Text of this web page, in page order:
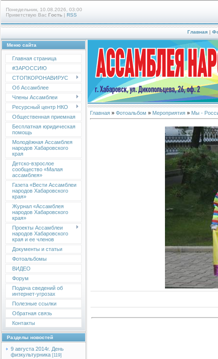
Понедельник, 10.08.2026, 03:00
Приветствую Вас Гость | RSS
Главная |
Меню сайта
Главная страница
#ЗАРОССИЮ
СТОПКОРОНАВИРУС
Об Ассамблее
Члены Ассамблеи
Ресурсный центр НКО
Общественная приемная
Бесплатная юридическая
помощь
Молодёжная Ассамблея
народов Хабаровского
края
Детско-взрослое
сообщество «Малая
ассамблея»
Газета «Вести Ассамблеи
народов Хабаровского
края»
Журнал «Ассамблея
народов Хабаровского
края»
Проекты Ассамблеи
народов Хабаровского
края и ее членов
Документы и статьи
Фотоальбомы
ВИДЕО
Форум
Подача сведений об
интернет-угрозах
Полезные ссылки
Обратная связь
Контакты
Разделы новостей
9 августа 2014г. День
физкультурника [119]
Главная » Фотоальбом » Мероприятия » Мы -